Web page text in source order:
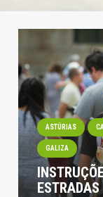
ASTÚRIAS
GALIZA
ESTRADAS